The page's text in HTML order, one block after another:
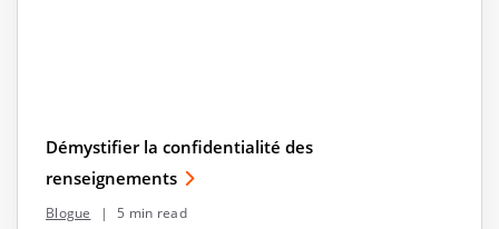
Démystifier la confidentialité des
renseignements
Blogue | 5 min read